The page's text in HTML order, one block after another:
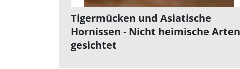
Tigermücken und Asiatische
Hornissen - Nicht heimische Arten
gesichtet